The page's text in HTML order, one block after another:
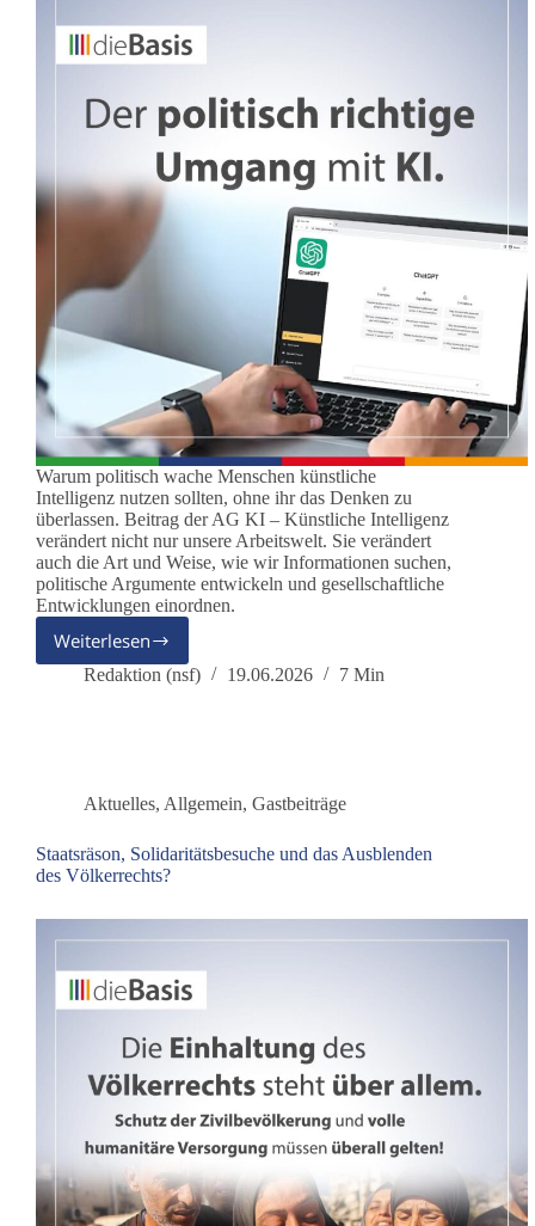
Warum politisch wache Menschen künstliche
Intelligenz nutzen sollten, ohne ihr das Denken zu
überlassen. Beitrag der AG KI – Künstliche Intelligenz
verändert nicht nur unsere Arbeitswelt. Sie verändert
auch die Art und Weise, wie wir Informationen suchen,
politische Argumente entwickeln und gesellschaftliche
Entwicklungen einordnen.
Weiterlesen
Der
Maschinengeist
Redaktion (nsf) 19.06.2026 7 Min
Aktuelles, Allgemein, Gastbeiträge
Staatsräson, Solidaritätsbesuche und das Ausblenden
des Völkerrechts?